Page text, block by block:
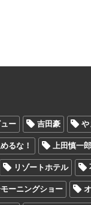
ー 吉田豪 や
るな！ 上田慎一郎
リゾートホテル
ーニングショー